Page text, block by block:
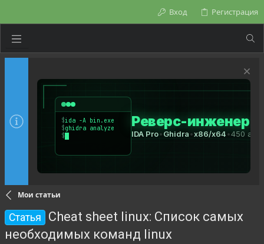
Вход Регистрация
Мои статьи
Статья
Сheat sheet linux: Cписок самых
необходимых команд linux